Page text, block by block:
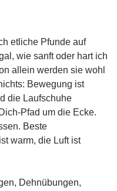
etliche Pfunde auf
wie sanft oder hart ich
allein werden sie wohl
Bewegung ist
die Laufschuhe
Pfad um die Ecke.
Beste
warm, die Luft ist
Dehnübungen,